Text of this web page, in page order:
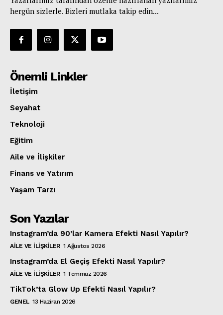
hergün sizlerle. Bizleri mutlaka takip edin...
Önemli Linkler
İletişim
Seyahat
Teknoloji
Eğitim
Aile ve İlişkiler
Finans ve Yatırım
Yaşam Tarzı
Son Yazılar
Instagram’da 90’lar Kamera Efekti Nasıl Yapılır?
AILE VE İLIŞKILER 1 Ağustos 2026
Instagram’da El Geçiş Efekti Nasıl Yapılır?
AILE VE İLIŞKILER 1 Temmuz 2026
TikTok’ta Glow Up Efekti Nasıl Yapılır?
GENEL 13 Haziran 2026